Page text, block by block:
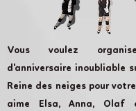
Vous voulez
d'anniversaire inoubliable
Reine des neiges pour
aime Elsa, Anna, Olaf